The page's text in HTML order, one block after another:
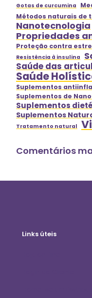
Gotas de curcumina
Métodos naturais de
Nanotecnologia
Propriedades
Proteção contra
Resistência à insulina
Saúde das
Saúde
Suplementos
Suplementos de
Suplementos
Suplementos
Tratamento natural
Comentários
Links úteis